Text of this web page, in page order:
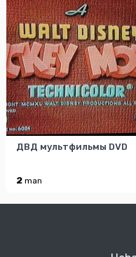
ДВД мультфильмы DVD
2 man